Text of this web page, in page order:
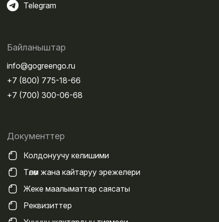
Telegram
Байланыштар
info@gogreengo.ru
+7 (800) 775-18-66
+7 (700) 300-06-68
Документтер
Колдонуучу келишими
Төлөм жана кайтаруу эрежелери
Жеке маалыматтар саясаты
Реквизиттер